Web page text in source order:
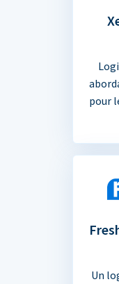
pour
Un